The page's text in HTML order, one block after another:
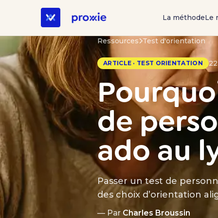
La méthodeLe
Ressources Test d'orientation
ARTICLE · TEST ORIENTATION
de
ado au
Passer un test de
des choix d’orientation
— Par Charles Broussin